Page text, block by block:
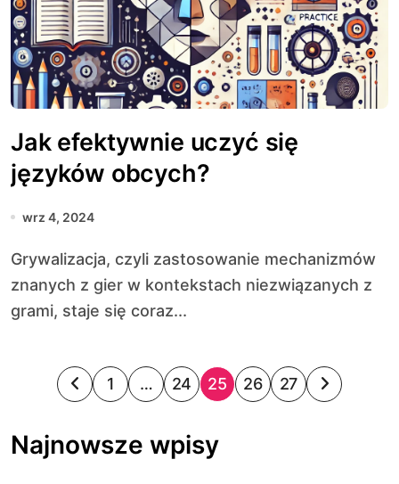
Jak efektywnie uczyć się
języków obcych?
wrz 4, 2024
Grywalizacja, czyli zastosowanie mechanizmów
znanych z gier w kontekstach niezwiązanych z
grami, staje się coraz...
S
r
1 … 24 25 26 27
Najnowsze wpisy